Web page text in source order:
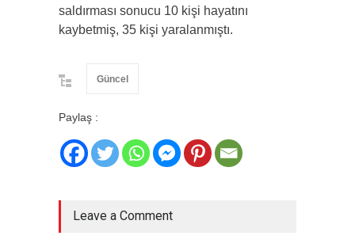
saldırması sonucu 10 kişi hayatını
kaybetmiş, 35 kişi yaralanmıştı.
Güncel
Paylaş :
Leave a Comment